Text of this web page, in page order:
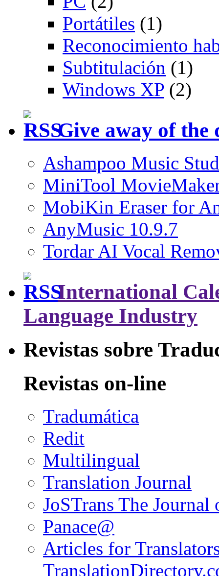
Portátiles (1)
Reconocimiento
Subtitulación (1)
Windows XP (2)
Give away of the
Ashampoo Music
MiniTool
MobiKin Eraser for
AnyMusic 10.9.7
Tordar AI Vocal
International
Language Industry
Revistas sobre
Revistas on-line
Tradumática
Redit
Multilingual
Translation Journal
JoSTrans The
Panace@
Articles for